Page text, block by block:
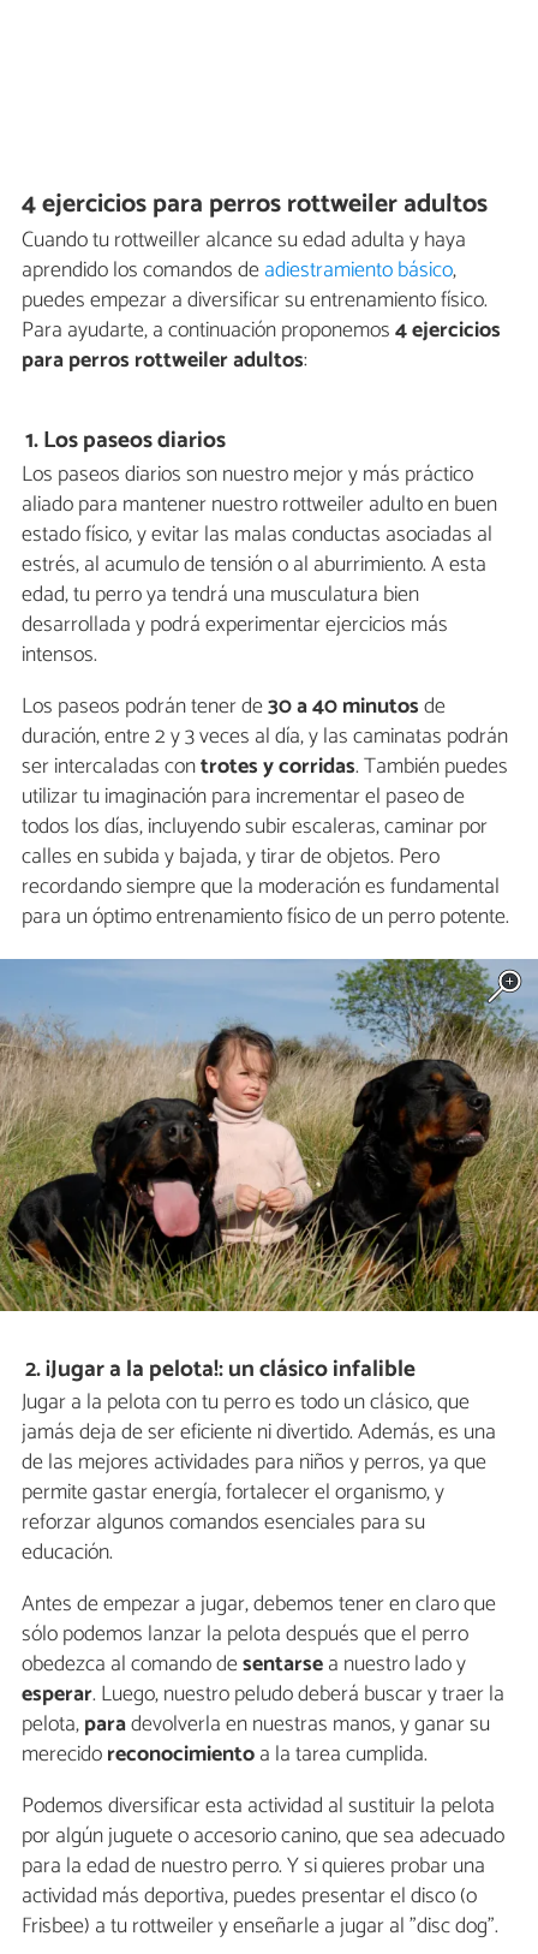
4 ejercicios para perros rottweiler adultos
Cuando tu rottweiller alcance su edad adulta y haya
aprendido los comandos deadiestramiento básico,
puedes empezar a diversificar su entrenamiento físico.
Para ayudarte, a continuación proponemos4 ejercicios
para perros rottweiler adultos:
1. Los paseos diarios
Los paseos diarios son nuestro mejor y más práctico
aliado para mantener nuestro rottweiler adulto en buen
estado físico, y evitar las malas conductas asociadas al
estrés, al acumulo de tensión o al aburrimiento. A esta
edad, tu perro ya tendrá una musculatura bien
desarrollada y podrá experimentar ejercicios más
intensos.
Los paseos podrán tener de30 a 40 minutosde
duración, entre 2 y 3 veces al día, y las caminatas podrán
ser intercaladas controtes y corridas. También puedes
utilizar tu imaginación para incrementar el paseo de
todos los días, incluyendo subir escaleras, caminar por
calles en subida y bajada, y tirar de objetos. Pero
recordando siempre que la moderación es fundamental
para un óptimo entrenamiento físico de un perro potente.
2. ¡Jugar a la pelota!: un clásico infalible
Jugar a la pelota con tu perro es todo un clásico, que
jamás deja de ser eficiente ni divertido. Además, es una
de las mejores actividades para niños y perros, ya que
permite gastar energía, fortalecer el organismo, y
reforzar algunos comandos esenciales para su
educación.
Antes de empezar a jugar, debemos tener en claro que
sólo podemos lanzar la pelota después que el perro
obedezca al comando desentarsea nuestro lado y
esperar. Luego, nuestro peludo deberá buscar y traer la
pelota,paradevolverla en nuestras manos, y ganar su
merecidoreconocimientoa la tarea cumplida.
Podemos diversificar esta actividad al sustituir la pelota
por algún juguete o accesorio canino, que sea adecuado
para la edad de nuestro perro. Y si quieres probar una
actividad más deportiva, puedes presentar el disco (o
Frisbee) a tu rottweiler y enseñarle a jugar al "disc dog".